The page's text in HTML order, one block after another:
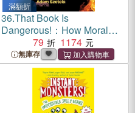
滿額折
36.That Book Is
Dangerous!：How Moral
Panic, Social Media, and the
Culture Wars Are Remaking
Publishing
79 1174
無庫存